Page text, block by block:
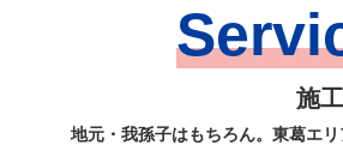
施
地元・我孫子はもちろん。東葛エ